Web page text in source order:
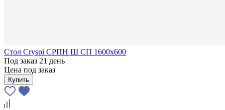
Стол Cryspi СРПН Ш СП 1600х600
Под заказ 21 день
Цена под заказ
Купить